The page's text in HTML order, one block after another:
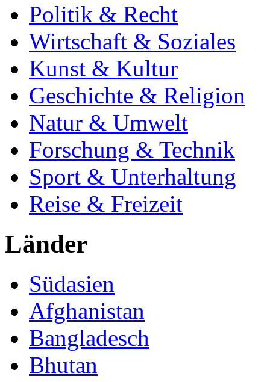
Politik & Recht
Wirtschaft & Soziales
Kunst & Kultur
Geschichte & Religion
Natur & Umwelt
Forschung & Technik
Sport & Unterhaltung
Reise & Freizeit
Länder
Südasien
Afghanistan
Bangladesch
Bhutan